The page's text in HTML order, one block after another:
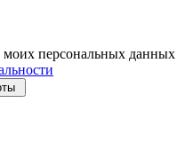
моих персональных данных